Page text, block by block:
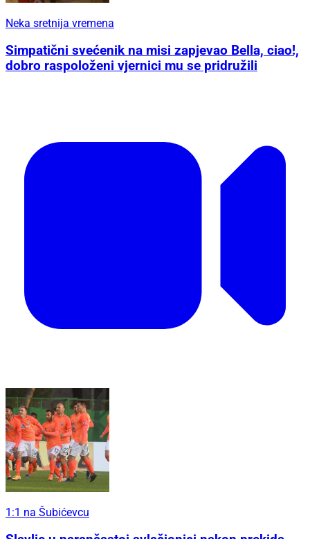
Neka sretnija vremena
Simpatični svećenik na misi zapjevao Bella, ciao!,
dobro raspoloženi vjernici mu se pridružili
1:1 na Šubićevcu